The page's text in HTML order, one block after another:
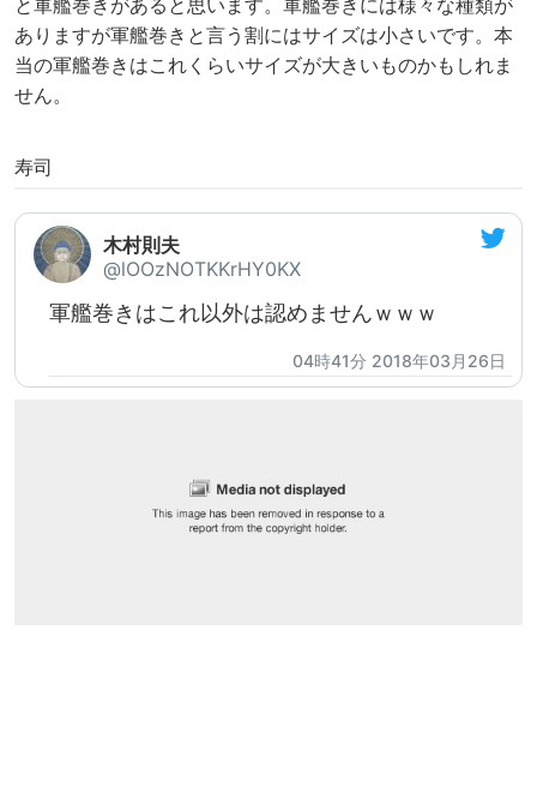
と軍艦巻きがあると思います。軍艦巻きには様々な種類が
ありますが軍艦巻きと言う割にはサイズは小さいです。本
当の軍艦巻きはこれくらいサイズが大きいものかもしれま
せん。
寿司
木村則夫
@lOOzNOTKKrHY0KX
軍艦巻きはこれ以外は認めませんｗｗｗ
04時41分 2018年03月26日